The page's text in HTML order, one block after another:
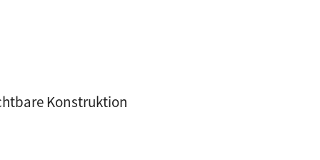
Konstruktion